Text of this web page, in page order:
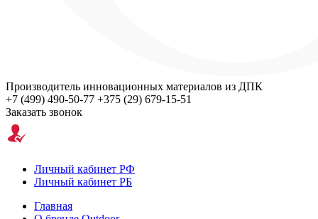
Производитель инновационных материалов из ДПК
+7 (499) 490-50-77 +375 (29) 679-15-51
Заказать звонок
Личный кабинет РФ
Личный кабинет РБ
Главная